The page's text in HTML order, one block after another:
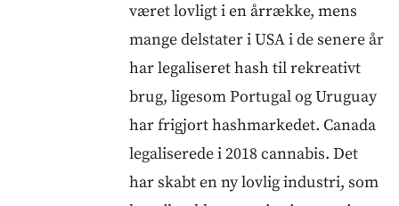
været lovligt i en årrække, mens
mange delstater i USA i de senere år
har legaliseret hash til rekreativt
brug, ligesom Portugal og Uruguay
har frigjort hashmarkedet. Canada
legaliserede i 2018 cannabis. Det
har skabt en ny lovlig industri, som